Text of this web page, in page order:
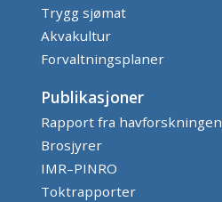
Trygg sjømat
Akvakultur
Forvaltningsplaner
Publikasjoner
Rapport fra havforskningen
Brosjyrer
IMR–PINRO
Toktrapporter